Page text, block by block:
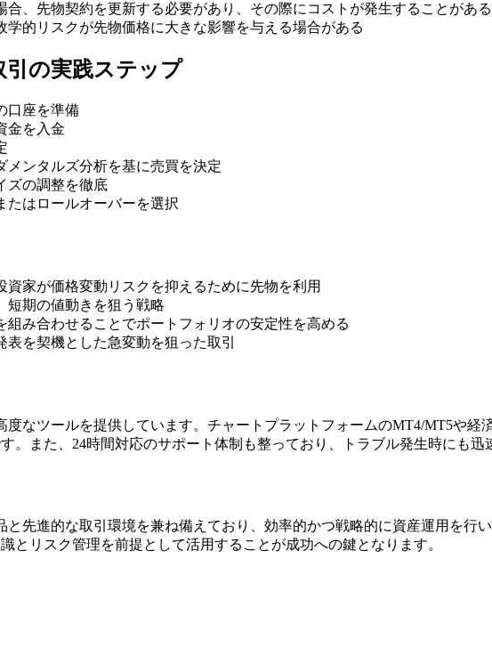
合、先物契約を更新する必要があり、その際にコストが発生することがある
学的リスクが先物価格に大きな影響を与える場合がある
引の実践ステップ
口座を準備
金を入金
メンタルズ分析を基に売買を決定
ズの調整を徹底
たはロールオーバーを選択
資家が価格変動リスクを抑えるために先物を利用
短期の値動きを狙う戦略
組み合わせることでポートフォリオの安定性を高める
表を契機とした急変動を狙った取引
度なツールを提供しています。チャートプラットフォームのMT4/MT5や
。また、24時間対応のサポート体制も整っており、トラブル発生時にも迅
と先進的な取引環境を兼ね備えており、効率的かつ戦略的に資産運用を
とリスク管理を前提として活用することが成功への鍵となります。